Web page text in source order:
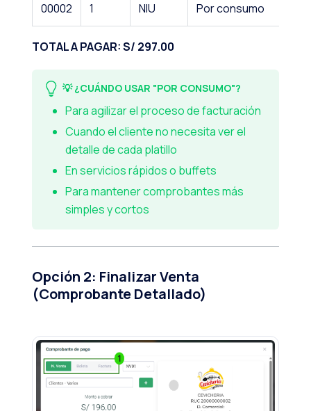
00002 1 NIU Por consumo
TOTAL A PAGAR: S/ 297.00
💡 ¿CUÁNDO USAR "POR CONSUMO"?
Para agilizar el proceso de facturación
Cuando el cliente no necesita ver el
detalle de cada platillo
En servicios rápidos o buffets
Para mantener comprobantes más
simples y cortos
Opción 2: Finalizar Venta
(Comprobante Detallado)